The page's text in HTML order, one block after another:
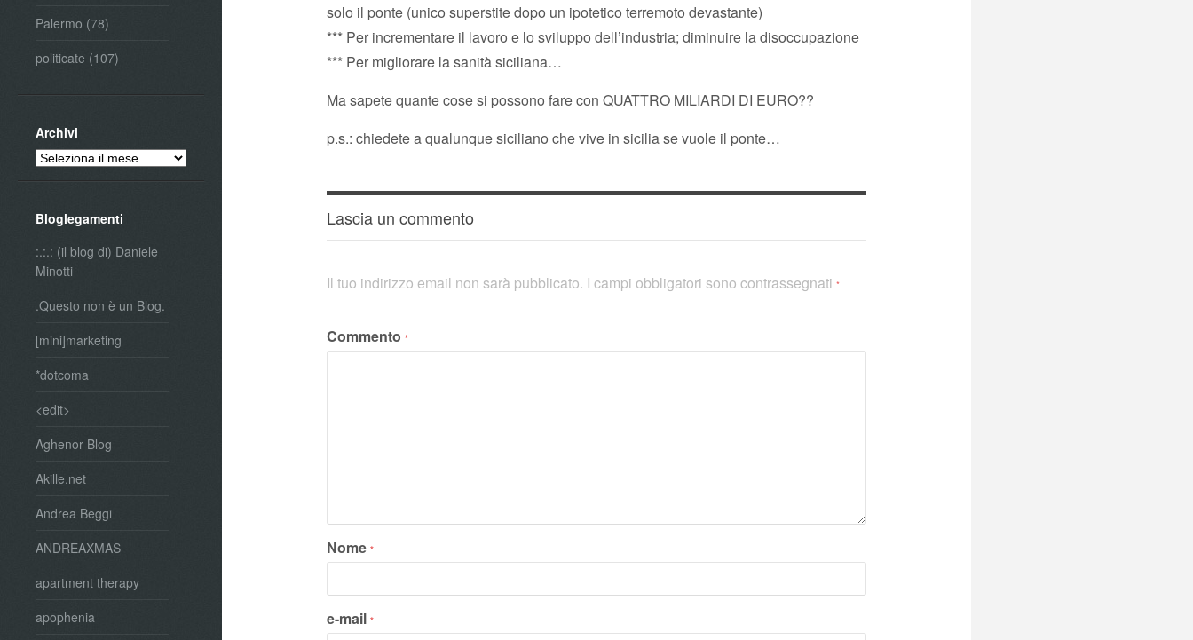
Palermo (78)
politicate (107)
Archivi
Archivi
Bloglegamenti
:.:.: (il blog di) Daniele
Minotti
.Questo non è un Blog.
[mini]marketing
*dotcoma
<edit>
Aghenor Blog
Akille.net
Andrea Beggi
ANDREAXMAS
apartment therapy
apophenia
solo il ponte (unico superstite dopo un ipotetico terremoto devastante)
*** Per incrementare il lavoro e lo sviluppo dell’industria; diminuire la disoccupazione
*** Per migliorare la sanità siciliana…
Ma sapete quante cose si possono fare con QUATTRO MILIARDI DI EURO??
p.s.: chiedete a qualunque siciliano che vive in sicilia se vuole il ponte…
Lascia un commento
Il tuo indirizzo email non sarà pubblicato. I campi obbligatori sono contrassegnati*
Commento*
Nome*
e-mail*